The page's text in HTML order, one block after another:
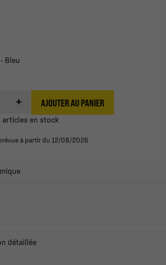
Bleu
+ AJOUTER AU PANIER
articles en stock
à partir du 12/08/2026
détaillée